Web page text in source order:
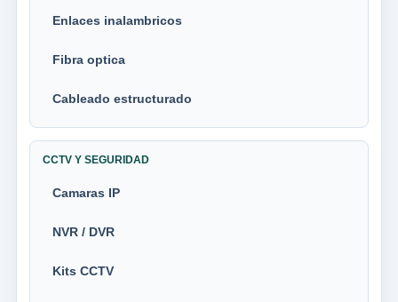
Enlaces inalambricos
Fibra optica
Cableado estructurado
CCTV Y SEGURIDAD
Camaras IP
NVR / DVR
Kits CCTV